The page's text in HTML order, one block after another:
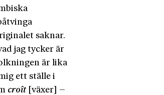
saknar.
jag tycker är
är lika
ett ställe i
croît [växer] –